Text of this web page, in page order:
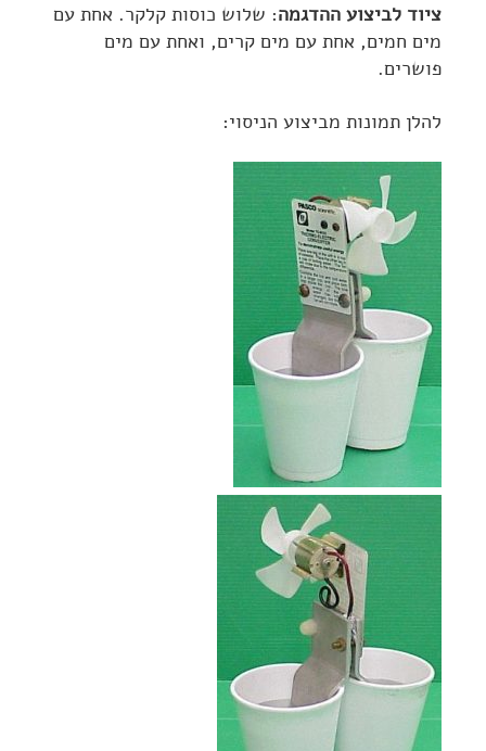
ציוד לביצוע ההדגמה: שלוש כוסות קלקר. אחת עם
מים חמים, אחת עם מים קרים, ואחת עם מים
פושרים.
להלן תמונות מביצוע הניסוי: